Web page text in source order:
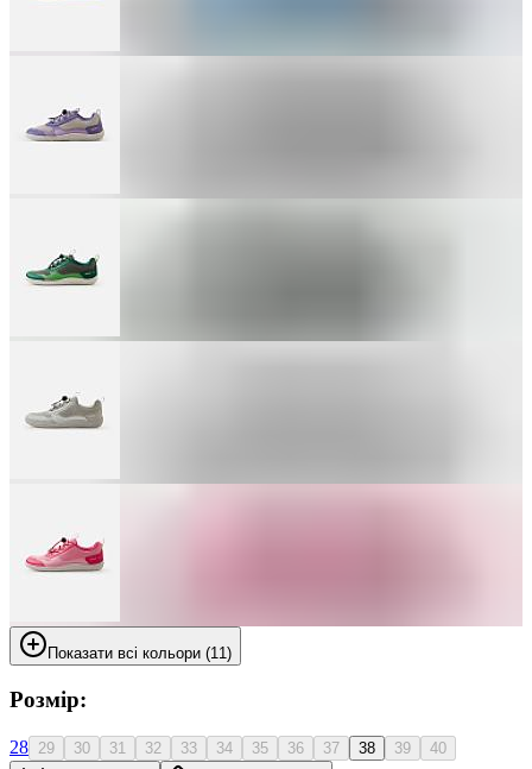
Показати всі кольори (11)
Розмір:
28 29 30 31 32 33 34 35 36 37 38 39 40